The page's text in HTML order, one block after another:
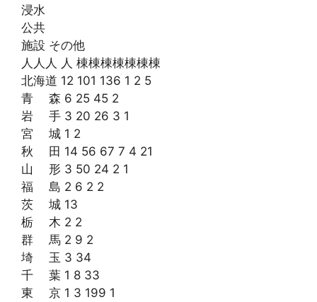
浸水
公共
施設 その他
人人人 人 棟棟棟棟棟棟棟
北海道 12 101 136 1 2 5
青 森 6 25 45 2
岩 手 3 20 26 3 1
宮 城 1 2
秋 田 14 56 67 7 4 21
山 形 3 50 24 2 1
福 島 2 6 2 2
茨 城 13
栃 木 2 2
群 馬 2 9 2
埼 玉 3 34
千 葉 1 8 33
東 京 1 3 199 1